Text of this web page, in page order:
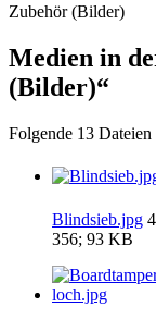
Zubehör (Bilder)
Medien in
(Bilder)“
Folgende 13
Blindsieb.jpg
356; 93 KB